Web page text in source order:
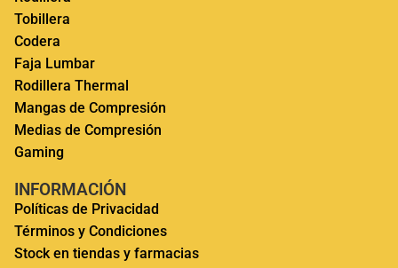
Tobillera
Codera
Faja Lumbar
Rodillera Thermal
Mangas de Compresión
Medias de Compresión
Gaming
INFORMACIÓN
Políticas de Privacidad
Términos y Condiciones
Stock en tiendas y farmacias